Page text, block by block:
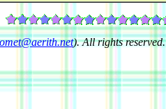
). All rights reserved.